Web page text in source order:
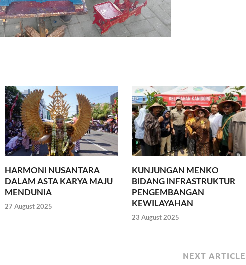
HARMONI NUSANTARA
DALAM ASTA KARYA MAJU
MENDUNIA
27 August 2025
KUNJUNGAN MENKO
BIDANG INFRASTRUKTUR
PENGEMBANGAN
KEWILAYAHAN
23 August 2025
NEXT ARTICLE